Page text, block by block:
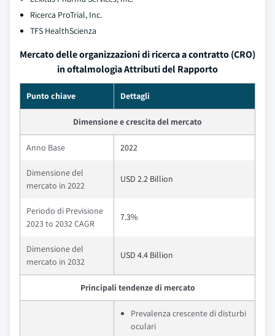
Ricerca ProTrial, Inc.
TFS HealthScienza
Mercato delle organizzazioni di ricerca a contratto (CRO)
in oftalmologia Attributi del Rapporto
Punto chiave Dettagli
Dimensione e crescita del mercato
Anno Base 2022
Dimensione del
mercato in 2022
USD 2.2 Billion
Periodo di Previsione
2023 to 2032 CAGR
7.3%
Dimensione del
mercato in 2032
USD 4.4 Billion
Principali tendenze di mercato
Prevalenza crescente di disturbi
oculari